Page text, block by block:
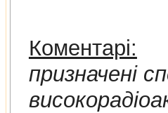
Коментарі:
призначені